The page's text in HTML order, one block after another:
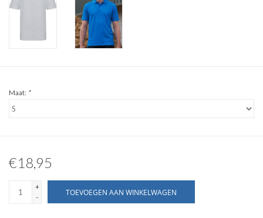
DAMES
Maat: *
€18,95
+
-
TOEVOEGEN AAN WINKELWAGEN